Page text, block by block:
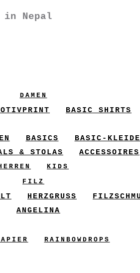
in Nepal
DAMEN
BASIC SHIRTS
BASICS
BASIC-
& STOLAS ACCESSOIRES
KIDS
FILZ
HERZGRUSS
ANGELINA
RAINBOWDROPS